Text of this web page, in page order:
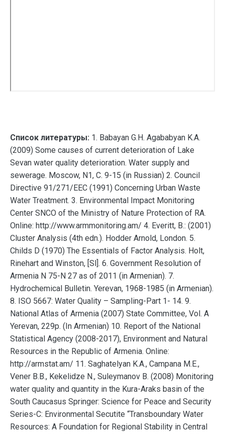
Список литературы: 1. Babayan G.H. Agababyan K.A.
(2009) Some causes of current deterioration of Lake
Sevan water quality deterioration. Water supply and
sewerage. Moscow, N1, С. 9-15 (in Russian) 2. Council
Directive 91/271/EEC (1991) Concerning Urban Waste
Water Treatment. 3. Environmental Impact Monitoring
Center SNCO of the Ministry of Nature Protection of RA.
Online: http://www.armmonitoring.am/ 4. Everitt, B.: (2001)
Cluster Analysis (4th edn.). Hodder Arnold, London. 5.
Childs D (1970) The Essentials of Factor Analysis. Holt,
Rinehart and Winston, [Sl]. 6. Government Resolution of
Armenia N 75-N 27 as of 2011 (in Armenian). 7.
Hydrochemical Bulletin. Yerevan, 1968-1985 (in Armenian).
8. ISO 5667: Water Quality – Sampling-Part 1- 14. 9.
National Atlas of Armenia (2007) State Committee, Vol. A
Yerevan, 229p. (In Armenian) 10. Report of the National
Statistical Agency (2008-2017), Environment and Natural
Resources in the Republic of Armenia. Online:
http://armstat.am/ 11. Saghatelyan K.A., Campana M.E.,
Vener B.B., Kekelidze N., Suleymanov B. (2008) Monitoring
water quality and quantity in the Kura-Araks basin of the
South Caucasus Springer: Science for Peace and Security
Series-C: Environmental Secutite “Transboundary Water
Resources: A Foundation for Regional Stability in Central